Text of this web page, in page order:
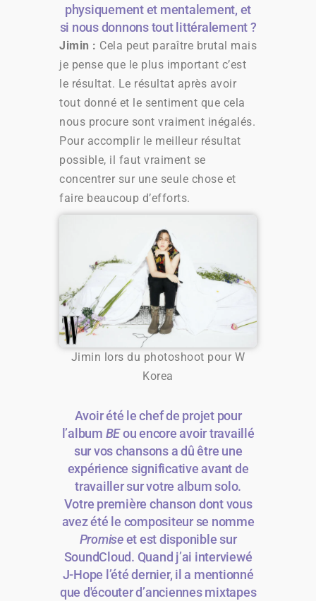
physiquement et mentalement, et
si nous donnons tout littéralement ?
Jimin : Cela peut paraître brutal mais
je pense que le plus important c’est
le résultat. Le résultat après avoir
tout donné et le sentiment que cela
nous procure sont vraiment inégalés.
Pour accomplir le meilleur résultat
possible, il faut vraiment se
concentrer sur une seule chose et
faire beaucoup d’efforts.
Jimin lors du photoshoot pour W
Korea
Avoir été le chef de projet pour
l’album BEou encore avoir travaillé
sur vos chansons a dû être une
expérience significative avant de
travailler sur votre album solo.
Votre première chanson dont vous
avez été le compositeur se nomme
Promiseet est disponible sur
SoundCloud. Quand j’ai interviewé
J-Hope l’été dernier, il a mentionné
que d'écouter d’anciennes mixtapes